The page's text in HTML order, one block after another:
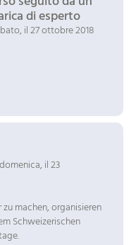
di esperto
il 27 ottobre 2018
il 23
machen, organisieren
Schweizerischen